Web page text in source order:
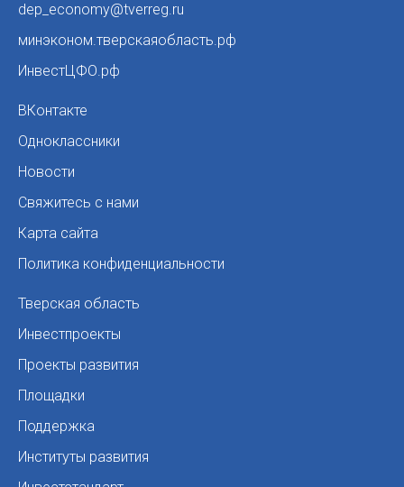
dep_economy@tverreg.ru
минэконом.тверскаяобласть.рф
ИнвестЦФО.рф
ВКонтакте
Одноклассники
Новости
Свяжитесь с нами
Карта сайта
Политика конфиденциальности
Тверская область
Инвестпроекты
Проекты развития
Площадки
Поддержка
Институты развития